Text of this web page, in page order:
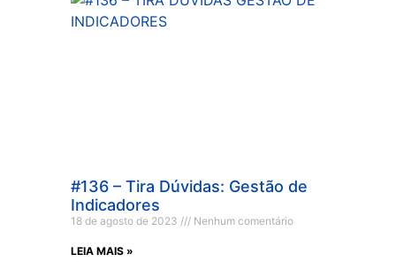
#136 – Tira Dúvidas: Gestão de
Indicadores
18 de agosto de 2023 Nenhum comentário
LEIA MAIS »